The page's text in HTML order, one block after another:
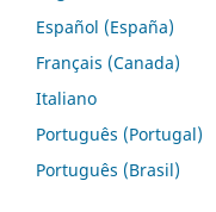
Español (España)
Français (Canada)
Italiano
Português (Portugal)
Português (Brasil)